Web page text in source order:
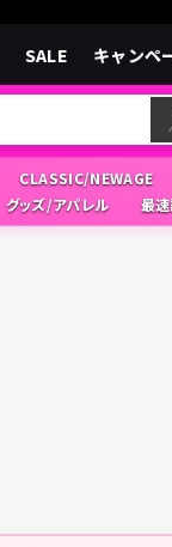
SALE キャンペ
CLASSIC/NEWAGE
グッズ/アパレル 最